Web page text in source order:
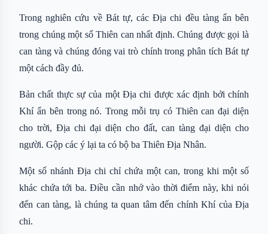
Trong nghiên cứu về Bát tự, các Địa chi đều tàng ẩn bên
trong chúng một số Thiên can nhất định. Chúng được gọi là
can tàng và chúng đóng vai trò chính trong phân tích Bát tự
một cách đầy đủ.
Bản chất thực sự của một Địa chi được xác định bởi chính
Khí ẩn bên trong nó. Trong mỗi trụ có Thiên can đại diện
cho trời, Địa chi đại diện cho đất, can tàng đại diện cho
người. Gộp các ý lại ta có bộ ba Thiên Địa Nhân.
Một số nhánh Địa chi chỉ chứa một can, trong khi một số
khác chứa tới ba. Điều cần nhớ vào thời điểm này, khi nói
đến can tàng, là chúng ta quan tâm đến chính Khí của Địa
chi.